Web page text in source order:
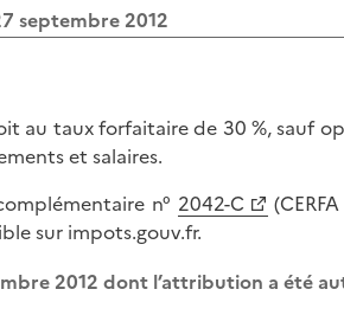
septembre 2012
au taux forfaitaire de 30 %, sauf
et salaires.
n° 2042-C
sur impots.gouv.fr.
2012 dont l’attribution a été